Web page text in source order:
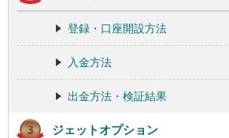
登録・口座開設方法
入金方法
出金方法・検証結果
ジェットオプション